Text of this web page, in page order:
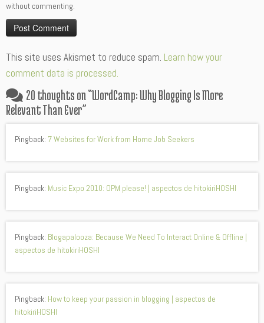
without commenting.
This site uses Akismet to reduce spam. Learn how your
comment data is processed.
20 thoughts on “WordCamp: Why Blogging Is More
Relevant Than Ever”
Pingback: 7 Websites for Work from Home Job Seekers
Pingback: Music Expo 2010: OPM please! | aspectos de hitokiriHOSHI
Pingback: Blogapalooza: Because We Need To Interact Online & Offline |
aspectos de hitokiriHOSHI
Pingback: How to keep your passion in blogging | aspectos de
hitokiriHOSHI